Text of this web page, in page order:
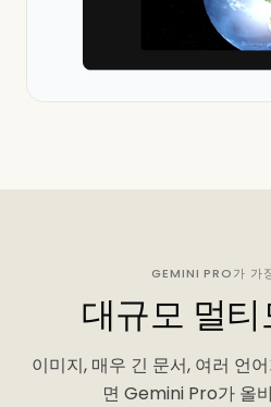
GEMINI PRO가 가
대규모 멀티
이미지, 매우 긴 문서, 여러 언
면 Gemini Pro가 올